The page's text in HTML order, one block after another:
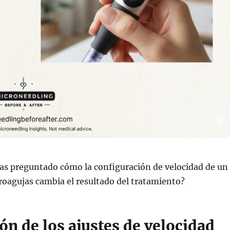
preguntado cómo la configuración de velocidad de un
cambia el resultado del tratamiento?
de los ajustes de velocidad